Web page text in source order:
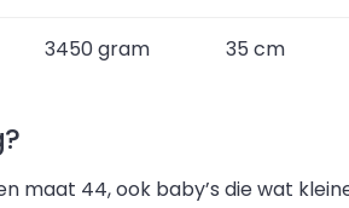
3450 gram 35 cm
maat 44, ook baby’s die wat